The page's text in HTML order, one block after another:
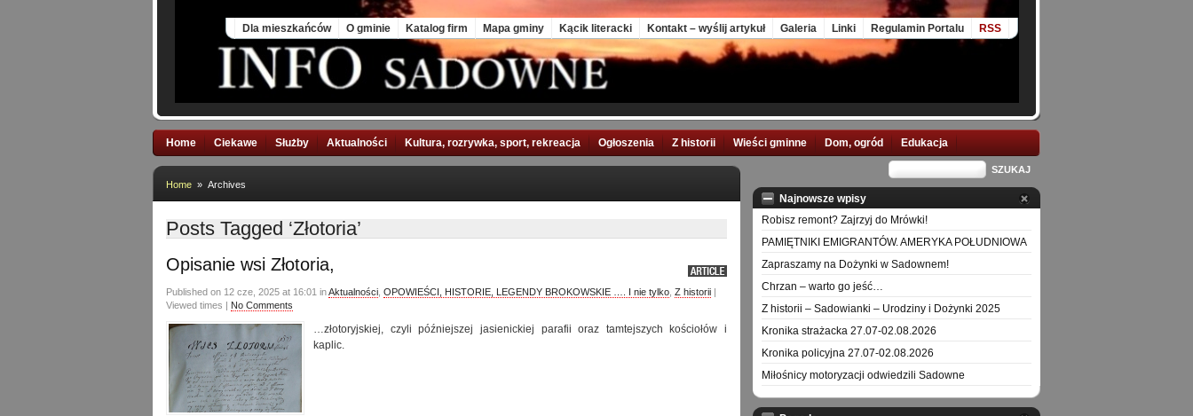
Dla mieszkańców O gminie Katalog firm Mapa gminy Kącik literacki Kontakt – wyślij artykuł Galeria Linki Regulamin Portalu RSS
Home Ciekawe Służby Aktualności Kultura, rozrywka, sport, rekreacja Ogłoszenia Z historii Wieści gminne Dom, ogród Edukacja
Home » Archives
Posts Tagged ‘Złotoria’
Opisanie wsi Złotoria,
Published on 12 cze, 2025 at 16:01 inAktualności OPOWIEŚCI, HISTORIE, LEGENDY BROKOWSKIE …. I nie tylko Z historii |
Viewed times | No Comments
…złotoryjskiej, czyli późniejszej jasienickiej parafii oraz tamtejszych kościołów i
kaplic.
Najnowsze wpisy
Robisz remont? Zajrzyj do Mrówki!
PAMIĘTNIKI EMIGRANTÓW. AMERYKA POŁUDNIOWA
Zapraszamy na Dożynki w Sadownem!
Chrzan – warto go jeść…
Z historii – Sadowianki – Urodziny i Dożynki 2025
Kronika strażacka 27.07-02.08.2026
Kronika policyjna 27.07-02.08.2026
Miłośnicy motoryzacji odwiedzili Sadowne